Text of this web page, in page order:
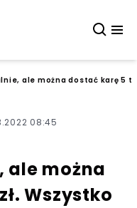
ale można dostać karę 5
08:45
ale można
Wszystko